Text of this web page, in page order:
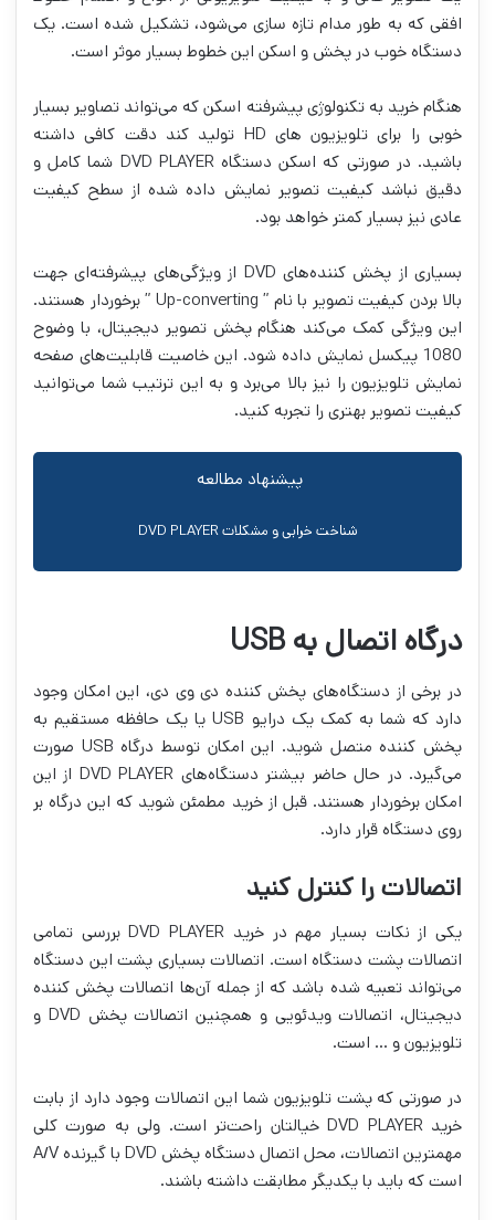
افقی که به طور مدام تازه سازی می‌شود، تشکیل شده است. یک
دستگاه خوب در پخش و اسکن این خطوط بسیار موثر است.
هنگام خرید به تکنولوژی پیشرفته اسکن که می‌تواند تصاویر بسیار
خوبی را برای تلویزیون های HD تولید کند دقت کافی داشته
باشید. در صورتی که اسکن دستگاه DVD PLAYER شما کامل و
دقیق نباشد کیفیت تصویر نمایش داده شده از سطح کیفیت
عادی نیز بسیار کمتر خواهد بود.
بسیاری از پخش کننده‌های DVD از ویژگی‌های پیشرفته‌ای جهت
بالا بردن کیفیت تصویر با نام ” Up-converting ” برخوردار هستند.
این ویژگی کمک می‌کند هنگام پخش تصویر دیجیتال، با وضوح
1080 پیکسل نمایش داده شود. این خاصیت قابلیت‌های صفحه
نمایش تلویزیون را نیز بالا می‌برد و به این ترتیب شما می‌توانید
کیفیت تصویر بهتری را تجربه کنید.
پیشنهاد مطالعه
شناخت خرابی و مشکلات DVD PLAYER
درگاه اتصال به USB
در برخی از دستگاه‌های پخش کننده دی وی دی، این امکان وجود
دارد که شما به کمک یک درایو USB یا یک حافظه مستقیم به
پخش کننده متصل شوید. این امکان توسط درگاه USB صورت
می‌گیرد. در حال حاضر بیشتر دستگاه‌های DVD PLAYER از این
امکان برخوردار هستند. قبل از خرید مطمئن شوید که این درگاه بر
روی دستگاه قرار دارد.
اتصالات را کنترل کنید
یکی از نکات بسیار مهم در خرید DVD PLAYER بررسی تمامی
اتصالات پشت دستگاه است. اتصالات بسیاری پشت این دستگاه
می‌تواند تعبیه شده باشد که از جمله آن‌ها اتصالات پخش کننده
دیجیتال، اتصالات ویدئویی و همچنین اتصالات پخش DVD و
تلویزیون و … است.
در صورتی که پشت تلویزیون شما این اتصالات وجود دارد از بابت
خرید DVD PLAYER خیالتان راحت‌تر است. ولی به صورت کلی
مهمترین اتصالات، محل اتصال دستگاه پخش DVD با گیرنده A/V
است که باید با یکدیگر مطابقت داشته باشند.